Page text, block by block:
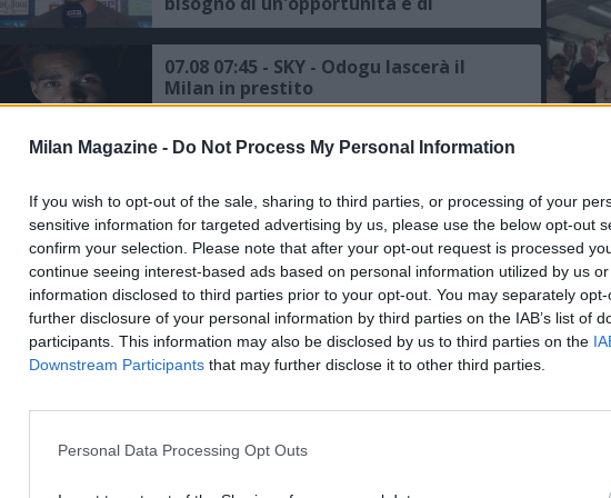
Milan Magazine - Do Not Process My Personal Information
If you wish to opt-out of the sale, sharing to third parties, or processing of your
sensitive information for targeted advertising by us, please use the below opt-out
confirm your selection. Please note that after your opt-out request is processed
continue seeing interest-based ads based on personal information utilized by us
information disclosed to third parties prior to your opt-out. You may separately
further disclosure of your personal information by third parties on the IAB’s list of
participants. This information may also be disclosed by us to third parties on the
Downstream Participants that may further disclose it to other third parties.
Personal Data Processing Opt Outs
continuità, avremmo voluto
disputare la Champions, ma c'è un
trofeo europeo da conquistare"
07.08 07:45 - SKY - Odogu lascerà il
Milan in prestito
"Nottingham Forest, si pensa a
Moncada per rinforzare l'area
sportiva, proposta all'ex dirigente del
Milan"
06.08 18:04 - SKY - Milan, Gila anticipa
il rientro in Italia
ancora zero uscite sul mercato, per i
salutare
06.08 13:01 - SKY - Milan, rifiutata
del